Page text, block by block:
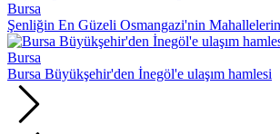
Bursa
Şenliğin En Güzeli Osmangazi'nin
Bursa
Bursa Büyükşehir'den İnegöl'e ulaşım hamlesi